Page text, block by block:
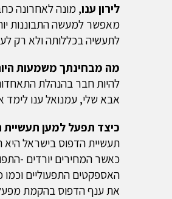
לירון ענו, מונה לאחרונה
מאפשר למעשה התבוננות
לתעשיה בכללותה ולא רק
מה מבחינתך משמעות
להיות חבר בהנהלת
אבא שלי, עמנואל ענו לימד
כיצד תפעל למען
תעשיית הדפוס בישראל היא
כאשר המחירים יורדים -
האספקטים התפעוליים
את ענף הדפוס בהקמת